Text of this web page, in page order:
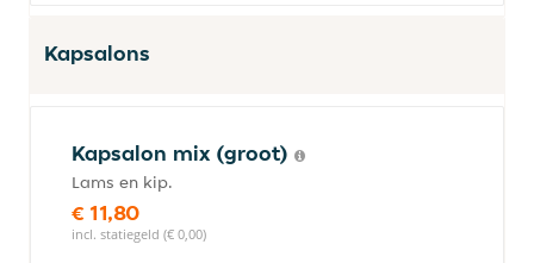
Kapsalons
Kapsalon mix (groot)
Lams en kip.
€ 11,80
incl. statiegeld (€ 0,00)